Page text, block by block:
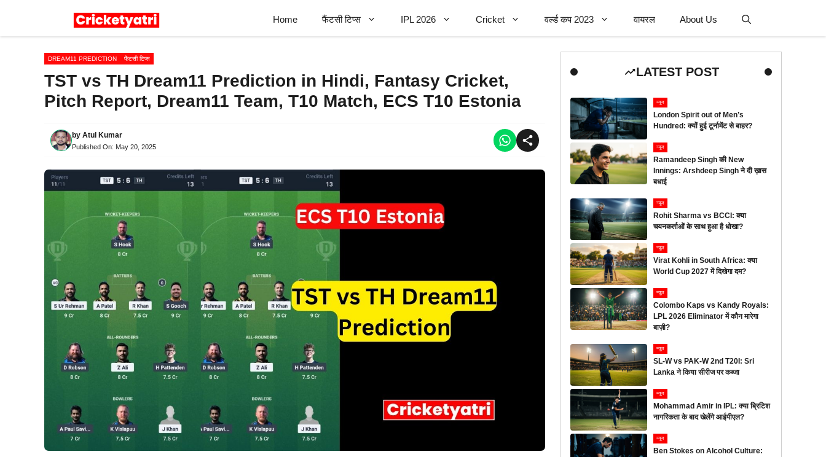
Home फैंटसी टिप्स IPL 2026 Cricket वर्ल्ड कप 2023 वायरल About Us
DREAM11 PREDICTION फैंटसी टिप्स
TST vs TH Dream11 Prediction in Hindi, Fantasy Cricket,
Pitch Report, Dream11 Team, T10 Match, ECS T10 Estonia
by Atul Kumar
Published On: May 20, 2025
LATEST POST
न्यूज
London Spirit out of Men’s
Hundred: क्यों हुई टूर्नामेंट से बाहर?
न्यूज
Ramandeep Singh की New
Innings: Arshdeep Singh ने दी ख़ास
बधाई
न्यूज
Rohit Sharma vs BCCI: क्या
चयनकर्ताओं के साथ हुआ है धोखा?
न्यूज
Virat Kohli in South Africa: क्या
World Cup 2027 में दिखेगा दम?
न्यूज
Colombo Kaps vs Kandy Royals:
LPL 2026 Eliminator में कौन मारेगा
बाज़ी?
न्यूज
SL-W vs PAK-W 2nd T20I: Sri
Lanka ने किया सीरीज पर कब्जा
न्यूज
Mohammad Amir in IPL: क्या ब्रिटिश
नागरिकता के बाद खेलेंगे आईपीएल?
न्यूज
Ben Stokes on Alcohol Culture: